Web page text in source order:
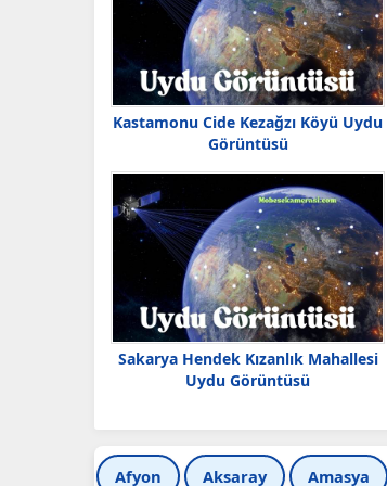
Kastamonu Cide Kezağzı Köyü Uydu
Görüntüsü
Sakarya Hendek Kızanlık Mahallesi
Uydu Görüntüsü
Afyon Aksaray Amasya